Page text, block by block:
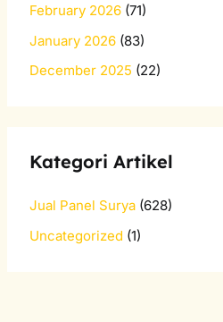
February 2026 (71)
January 2026 (83)
December 2025 (22)
Kategori Artikel
Jual Panel Surya (628)
Uncategorized (1)